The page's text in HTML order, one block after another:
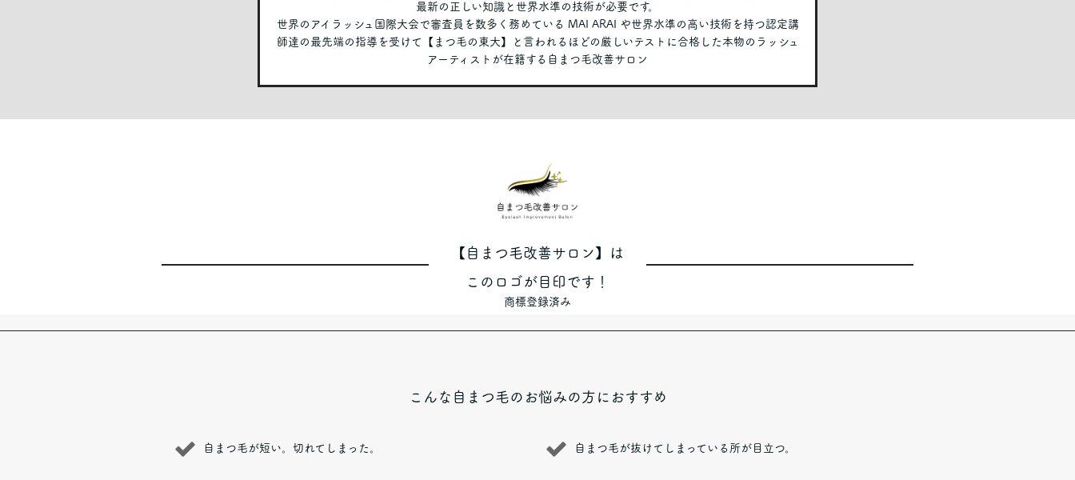
最新の正しい知識と世界水準の技術が必要です。
世界のアイラッシュ国際大会で審査員を数多く務めている MAI ARAI や世界水準の高い技術を持つ認定講
師達の最先端の指導を受けて【まつ毛の東大】と言われるほどの厳しいテストに合格した本物のラッシュ
アーティストが在籍する自まつ毛改善サロン
【自まつ毛改善サロン】は
このロゴが目印です！
商標登録済み
こんな自まつ毛のお悩みの方におすすめ
自まつ毛が短い。切れてしまった。 自まつ毛が抜けてしまっている所が目立つ。